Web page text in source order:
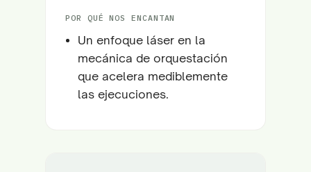
POR QUÉ NOS ENCANTAN
Un enfoque láser en la
mecánica de orquestación
que acelera mediblemente
las ejecuciones.